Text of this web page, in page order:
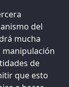
del
mucha
manipulación
de
que esto